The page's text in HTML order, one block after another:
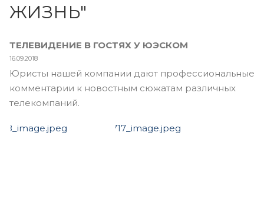
ЖИЗНЬ"
ТЕЛЕВИДЕНИЕ В ГОСТЯХ У ЮЭСКОМ
16.09.2018
Юристы нашей компании дают профессиональные
комментарии к новостным сюжатам различных
телекомпаний.